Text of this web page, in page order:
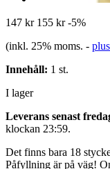
147 kr 155 kr -5%
(inkl. 25% moms. -
Innehåll: 1 st.
I lager
Leverans senast
klockan 23:59.
Det finns bara 18
Påfyllning är på väg!